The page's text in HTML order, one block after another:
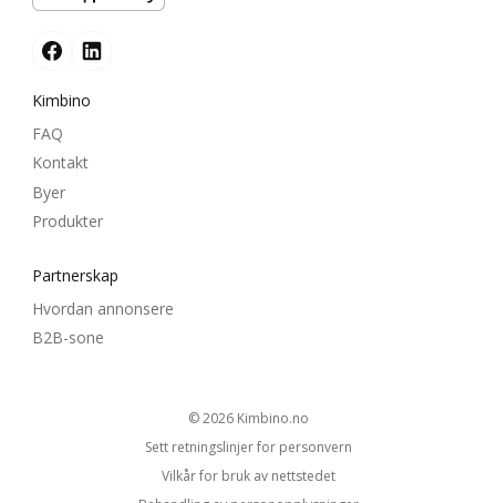
Kimbino
FAQ
Kontakt
Byer
Produkter
Partnerskap
Hvordan annonsere
B2B-sone
© 2026 kimbino.no
Sett retningslinjer for personvern
Vilkår for bruk av nettstedet